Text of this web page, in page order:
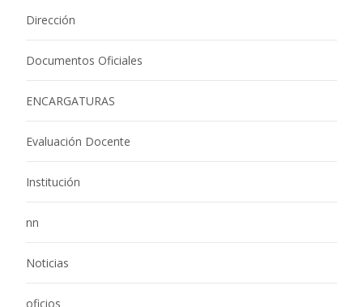
Dirección
Documentos Oficiales
ENCARGATURAS
Evaluación Docente
Institución
nn
Noticias
oficios